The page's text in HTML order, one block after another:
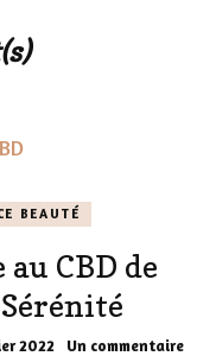
BEAUTÉ
CBD de
2022 Un commentairesur